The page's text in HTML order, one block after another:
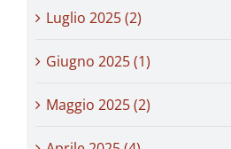
Luglio 2025 (2)
Giugno 2025 (1)
Maggio 2025 (2)